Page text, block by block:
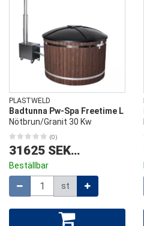
PLASTWELD
Badtunna Pw-Spa Freetime L
Nötbrun/Granit 30 Kw
(0)
31625 SEK
/
Beställbar
st